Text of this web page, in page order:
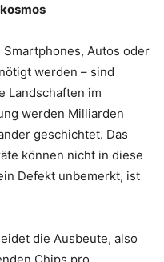
Autos oder
werden – sind
Landschaften im
werden Milliarden
geschichtet. Das
können nicht in diese
Defekt unbemerkt, ist
die Ausbeute, also
Chips pro